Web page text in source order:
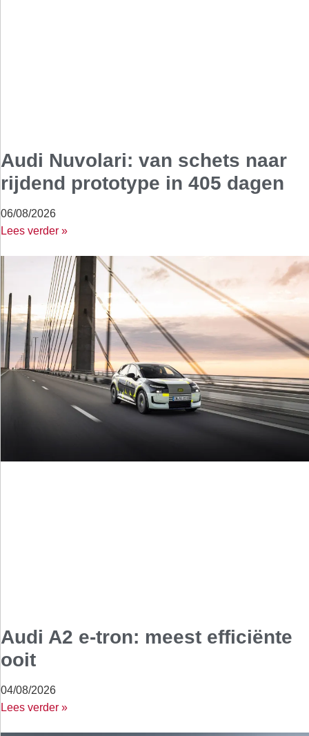
Audi Nuvolari: van schets naar
rijdend prototype in 405 dagen
06/08/2026
Lees verder »
Audi A2 e-tron: meest efficiënte
ooit
04/08/2026
Lees verder »